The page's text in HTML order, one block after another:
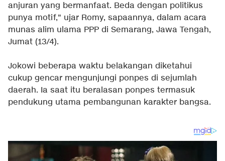
anjuran yang bermanfaat. Beda dengan politikus
punya motif," ujar Romy, sapaannya, dalam acara
munas alim ulama PPP di Semarang, Jawa Tengah,
Jumat (13/4).
Jokowi beberapa waktu belakangan diketahui
cukup gencar mengunjungi ponpes di sejumlah
daerah. Ia saat itu beralasan ponpes termasuk
pendukung utama pembangunan karakter bangsa.